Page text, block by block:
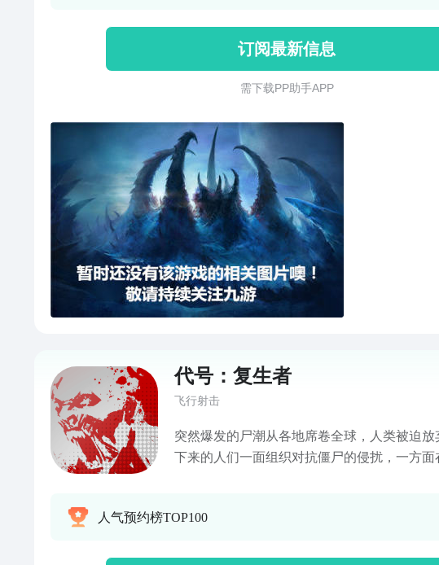
制，让系统自动刷兵刷怪，以及一局游戏的时
件，人类是否能被感染等。总之你只要通过简
就可以让游戏玩法发生很大的改变，当然如果
改规则我也给你预设好了一些玩法； 3.第三人
可以和其他玩家一起在线联机或者通过WIFI局
机； 提示 : 【说明】子弹无限，解锁部分装备
订阅最新信息
需 下 载 P P 助 手 A P P
代号：复生者
飞行射击
突然爆发的尸潮从各地席卷全球，人类被迫
下来的人们一面组织对抗僵尸的侵扰，一方面
——————————— 游戏特色： 1、第三人
人气预约榜TOP100